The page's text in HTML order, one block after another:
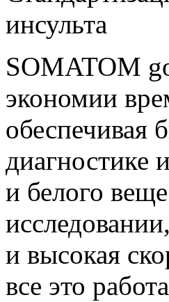
инсульта
SOMATOM
экономии
обеспечивая
диагностике
и белого
и высокая
все это